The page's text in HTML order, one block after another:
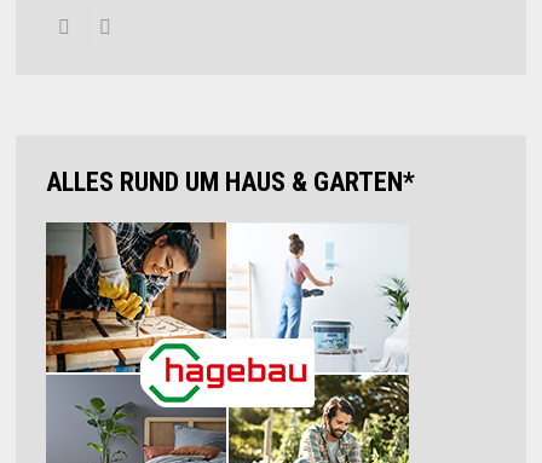
ALLES RUND UM HAUS & GARTEN*